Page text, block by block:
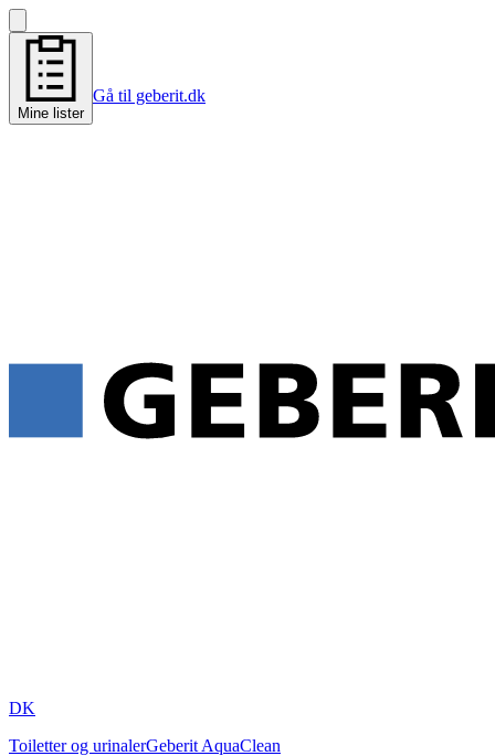
Mine lister
Gå til geberit.dk
DK
Toiletter og urinalerGeberit AquaClean